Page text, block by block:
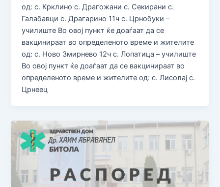
од: с. Крклино с. Драгожани с. Секирани с.
Галабавци с. Драгарино 11ч с. Црнобуки –
училиште Во овој пункт ќе доаѓаат да се
вакцинираат во определеното време и жителите
од: с. Ново Змирнево 12ч с. Лопатица – училиште
Во овој пункт ќе доаѓаат да се вакцинираат во
определеното време и жителите од: с. Лисолај с.
Црнеец